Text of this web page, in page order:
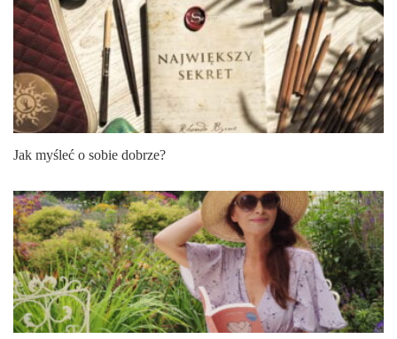
Jak myśleć o sobie dobrze?